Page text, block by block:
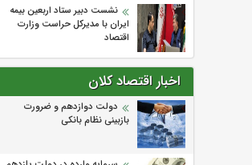
نشست دبیر ستاد اربعین بیمه
ایران با مدیرکل حراست وزارت
اقتصاد
اخبار اقتصاد کلان
دولت دوازدهم و ضرورت
بازبینی نظام بانکی